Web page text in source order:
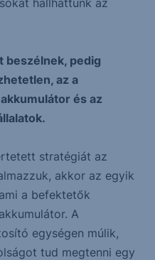
beszélnek, pedig
az a
és az
stratégiát az
akkor az egyik
a befektetők
A
egységen múlik,
tud megtenni egy